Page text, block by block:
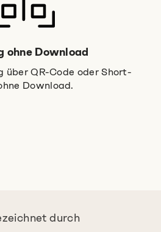
ohne Download
über QR-Code oder Short-
Download.
durch